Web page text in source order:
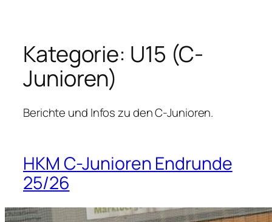
Kategorie: U15 (C-
Junioren)
Berichte und Infos zu den C-Junioren.
HKM C-Junioren Endrunde
25/26